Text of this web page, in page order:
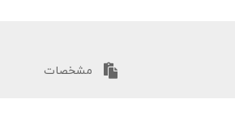
مشخصات